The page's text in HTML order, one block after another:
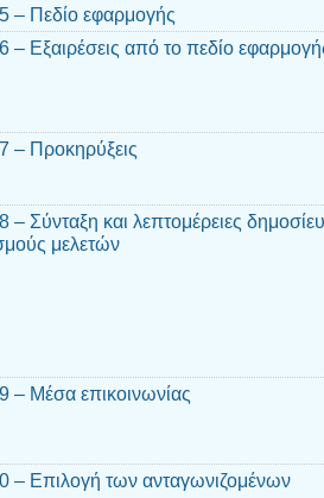
– Πεδίο εφαρμογής
– Εξαιρέσεις από το πεδίο
– Προκηρύξεις
– Σύνταξη και λεπτομέρειες
μελετών
– Μέσα επικοινωνίας
– Επιλογή των ανταγωνιζομένων